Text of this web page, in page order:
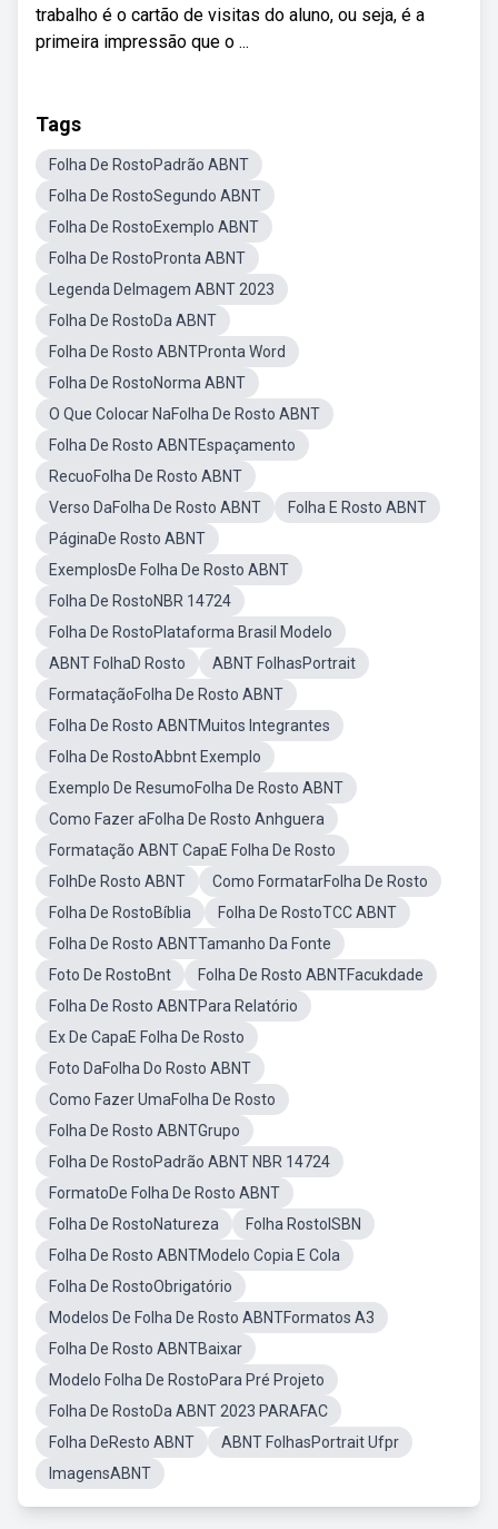
trabalho é o cartão de visitas do aluno, ou seja, é a
primeira impressão que o ...
Tags
Folha De RostoPadrão ABNT
Folha De RostoSegundo ABNT
Folha De RostoExemplo ABNT
Folha De RostoPronta ABNT
Legenda DeImagem ABNT 2023
Folha De RostoDa ABNT
Folha De Rosto ABNTPronta Word
Folha De RostoNorma ABNT
O Que Colocar NaFolha De Rosto ABNT
Folha De Rosto ABNTEspaçamento
RecuoFolha De Rosto ABNT
Verso DaFolha De Rosto ABNT
Folha E Rosto ABNT
PáginaDe Rosto ABNT
ExemplosDe Folha De Rosto ABNT
Folha De RostoNBR 14724
Folha De RostoPlataforma Brasil Modelo
ABNT FolhaD Rosto
ABNT FolhasPortrait
FormataçãoFolha De Rosto ABNT
Folha De Rosto ABNTMuitos Integrantes
Folha De RostoAbbnt Exemplo
Exemplo De ResumoFolha De Rosto ABNT
Como Fazer aFolha De Rosto Anhguera
Formatação ABNT CapaE Folha De Rosto
FolhDe Rosto ABNT
Como FormatarFolha De Rosto
Folha De RostoBíblia
Folha De RostoTCC ABNT
Folha De Rosto ABNTTamanho Da Fonte
Foto De RostoBnt
Folha De Rosto ABNTFacukdade
Folha De Rosto ABNTPara Relatório
Ex De CapaE Folha De Rosto
Foto DaFolha Do Rosto ABNT
Como Fazer UmaFolha De Rosto
Folha De Rosto ABNTGrupo
Folha De RostoPadrão ABNT NBR 14724
FormatoDe Folha De Rosto ABNT
Folha De RostoNatureza
Folha RostoISBN
Folha De Rosto ABNTModelo Copia E Cola
Folha De RostoObrigatório
Modelos De Folha De Rosto ABNTFormatos A3
Folha De Rosto ABNTBaixar
Modelo Folha De RostoPara Pré Projeto
Folha De RostoDa ABNT 2023 PARAFAC
Folha DeResto ABNT
ABNT FolhasPortrait Ufpr
ImagensABNT